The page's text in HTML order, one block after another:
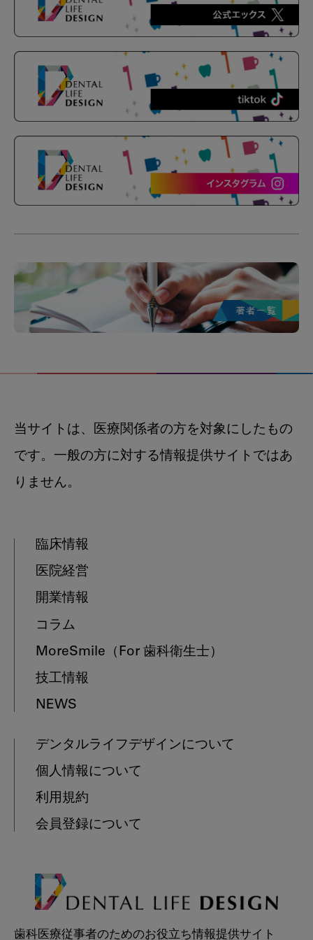
当サイトは、医療関係者の方を対象にしたもの
です。一般の方に対する情報提供サイトではあ
りません。
臨床情報
医院経営
開業情報
コラム
MoreSmile （For 歯科衛生士）
技工情報
NEWS
デンタルライフデザインについて
個人情報について
利用規約
会員登録について
歯科医療従事者のためのお役立ち情報提供サイト